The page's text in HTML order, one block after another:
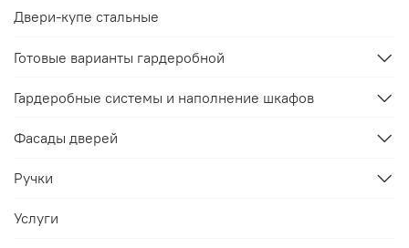
Двери-купе стальные
Готовые варианты гардеробной
Гардеробные системы и наполнение шкафов
Фасады дверей
Ручки
Услуги